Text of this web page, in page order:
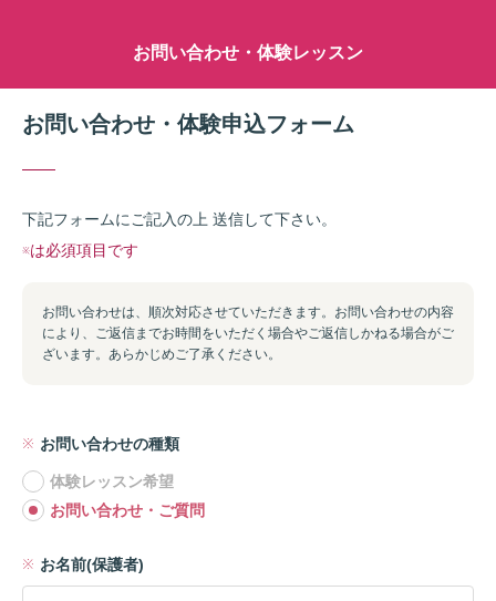
お問い合わせ・体験レッスン
お問い合わせ・体験申込フォーム
下記フォームにご記入の上 送信して下さい。
※は必須項目です
お問い合わせは、順次対応させていただきます。お問い合わせの内容
により、ご返信までお時間をいただく場合やご返信しかねる場合がご
ざいます。あらかじめご了承ください。
お問い合わせの種類
体験レッスン希望
お問い合わせ・ご質問
お名前(保護者)